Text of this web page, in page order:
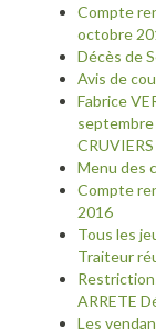
Compte
octobre
Décès de
Avis de
Fabrice
septembre
Menu des
Compte
2016
Tous les
Traiteur
ARRETE
Les